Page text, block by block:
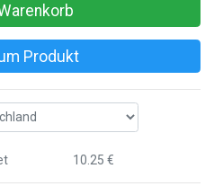
Produkt
10.25 €